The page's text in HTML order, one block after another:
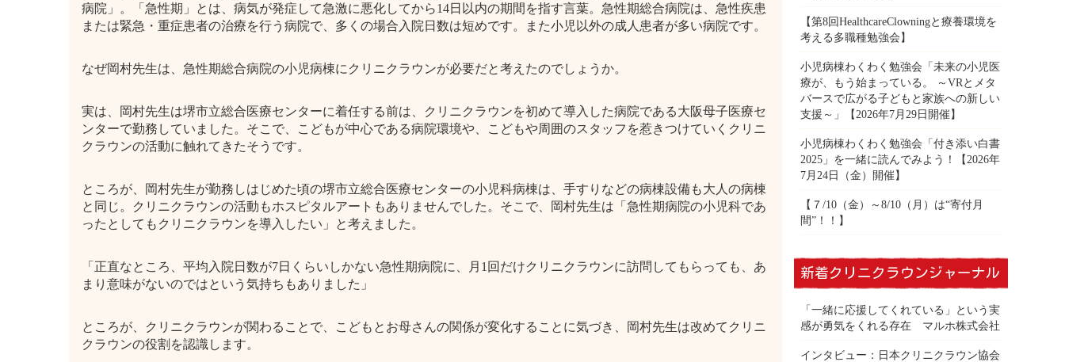
病院」。「急性期」とは、病気が発症して急激に悪化してから14日以内の期間を指す言葉。急性期総合病院は、急性疾患
または緊急・重症患者の治療を行う病院で、多くの場合入院日数は短めです。また小児以外の成人患者が多い病院です。
なぜ岡村先生は、急性期総合病院の小児病棟にクリニクラウンが必要だと考えたのでしょうか。
実は、岡村先生は堺市立総合医療センターに着任する前は、クリニクラウンを初めて導入した病院である大阪母子医療セ
ンターで勤務していました。そこで、こどもが中心である病院環境や、こどもや周囲のスタッフを惹きつけていくクリニ
クラウンの活動に触れてきたそうです。
ところが、岡村先生が勤務しはじめた頃の堺市立総合医療センターの小児科病棟は、手すりなどの病棟設備も大人の病棟
と同じ。クリニクラウンの活動もホスピタルアートもありませんでした。そこで、岡村先生は「急性期病院の小児科であ
ったとしてもクリニクラウンを導入したい」と考えました。
「正直なところ、平均入院日数が7日くらいしかない急性期病院に、月1回だけクリニクラウンに訪問してもらっても、あ
まり意味がないのではという気持ちもありました」
ところが、クリニクラウンが関わることで、こどもとお母さんの関係が変化することに気づき、岡村先生は改めてクリニ
クラウンの役割を認識します。
【第8回HealthcareClowningと療養環境を
考える多職種勉強会】
小児病棟わくわく勉強会「未来の小児医
療が、もう始まっている。 ～VRとメタ
バースで広がる子どもと家族への新しい
支援～」【2026年7月29日開催】
小児病棟わくわく勉強会「付き添い白書
2025」を一緒に読んでみよう！【2026年
7月24日（金）開催】
【７/10（金）～8/10（月）は“寄付月
間”！！】
新着クリニクラウンジャーナル
「一緒に応援してくれている」という実
感が勇気をくれる存在 マルホ株式会社
インタビュー：日本クリニクラウン協会